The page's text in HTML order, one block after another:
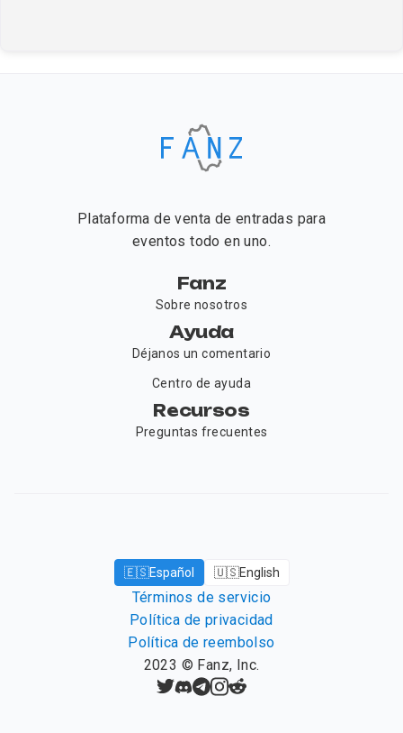
Plataforma de venta de entradas para
eventos todo en uno.
Fanz
Sobre nosotros
Ayuda
Déjanos un comentario
Centro de ayuda
Recursos
Preguntas frecuentes
🇪🇸Español 🇺🇸English
Términos de servicio
Política de privacidad
Política de reembolso
2023 © Fanz, Inc.